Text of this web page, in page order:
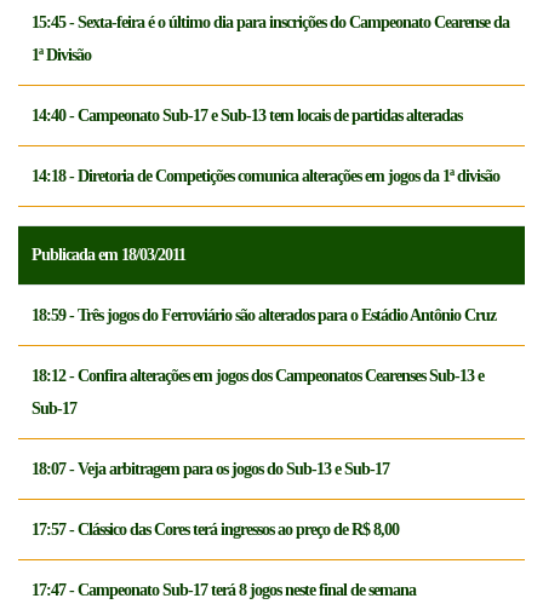
15:45 - Sexta-feira é o último dia para inscrições do Campeonato Cearense da
1ª Divisão
14:40 - Campeonato Sub-17 e Sub-13 tem locais de partidas alteradas
14:18 - Diretoria de Competições comunica alterações em jogos da 1ª divisão
Publicada em 18/03/2011
18:59 - Três jogos do Ferroviário são alterados para o Estádio Antônio Cruz
18:12 - Confira alterações em jogos dos Campeonatos Cearenses Sub-13 e
Sub-17
18:07 - Veja arbitragem para os jogos do Sub-13 e Sub-17
17:57 - Clássico das Cores terá ingressos ao preço de R$ 8,00
17:47 - Campeonato Sub-17 terá 8 jogos neste final de semana